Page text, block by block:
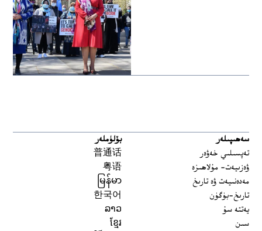
سەھىپىلەر
تەپسىلىي خەۋەر
ۋەزىيەت- مۇلاھىزە
مەدەنىيەت ۋە تارىخ
تارىخ-بۈگۈن
يەتتە سۇ
سىن
بۆلۈملەر
普通话
粤语
မြန်မာ
한국어
ລາວ
ខ្មែរ